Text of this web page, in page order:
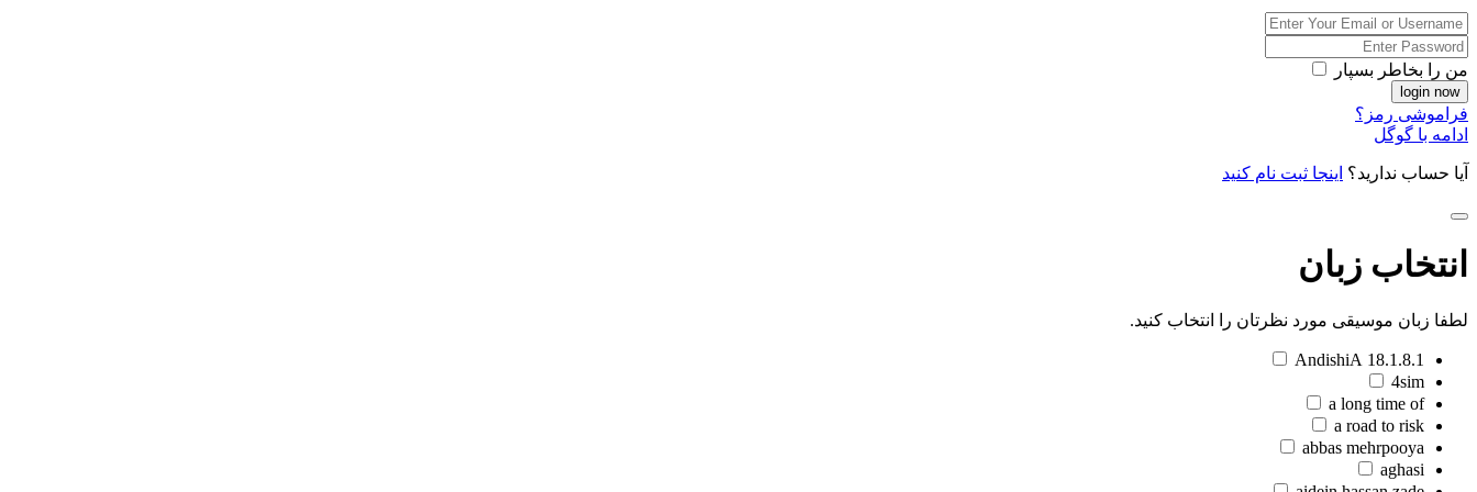
من را بخاطر بسپار
فراموشی رمز؟
ادامه با گوگل
آیا حساب ندارید؟ اینجا ثبت نام کنید
انتخاب زبان
لطفا زبان موسیقی مورد نظرتان را انتخاب کنید.
18.1.8.1 AndishiA
4sim
a long time of
a road to risk
abbas mehrpooya
aghasi